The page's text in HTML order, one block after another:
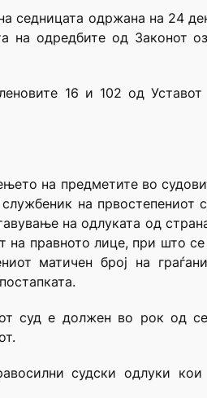
седницата одржана на 24
на одредбите од Законот
16 и 102 од Уставот
на предметите во
на
на одлуката од
на правното лице, при што
матичен број на
суд е должен во рок од
судски одлуки кои